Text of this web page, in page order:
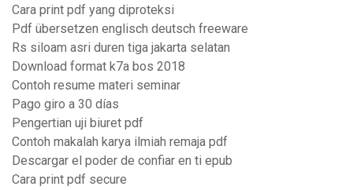
Cara print pdf yang diproteksi
Pdf übersetzen englisch deutsch freeware
Rs siloam asri duren tiga jakarta selatan
Download format k7a bos 2018
Contoh resume materi seminar
Pago giro a 30 días
Pengertian uji biuret pdf
Contoh makalah karya ilmiah remaja pdf
Descargar el poder de confiar en ti epub
Cara print pdf secure